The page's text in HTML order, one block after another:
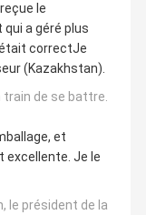
le
qui a géré plus
correctJe
(Kazakhstan).
de se battre.
et
excellente. Je le
le président de la